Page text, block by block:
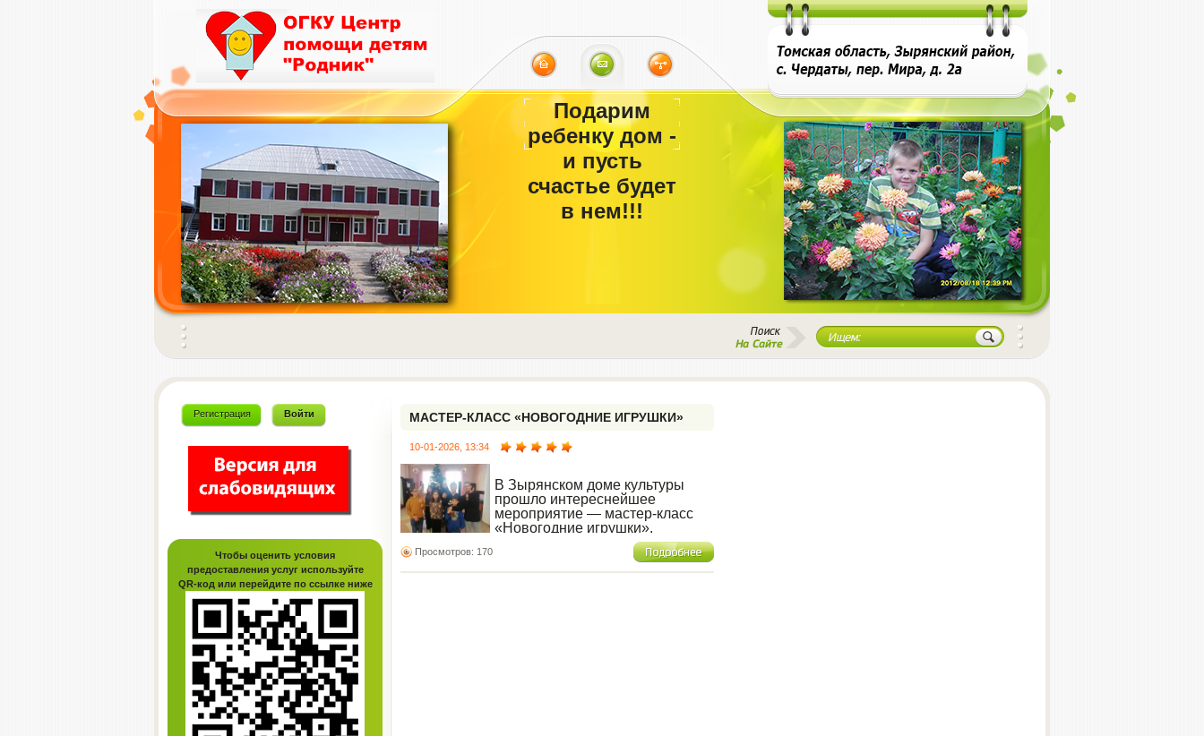
Подарим
ребенку дом -
и пусть
счастье будет
в нем!!!
Регистрация Войти
Чтобы оценить условия
предоставления услуг используйте
QR-код или перейдите по ссылке ниже
МАСТЕР-КЛАСС «НОВОГОДНИЕ ИГРУШКИ»
10-01-2026, 13:34
В Зырянском доме культуры
прошло интереснейшее
мероприятие — мастер-класс
«Новогодние игрушки».
Воспитанники Центра помощи
детям "Родник" погрузились в атмосферу
творчества и волшебства, создавая
Просмотров: 170